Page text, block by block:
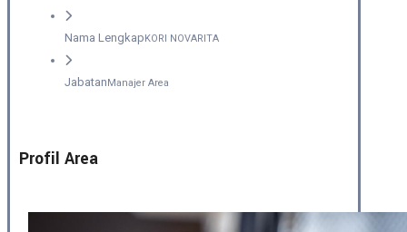
Nama LengkapKORI NOVARITA
JabatanManajer Area
Profil Area